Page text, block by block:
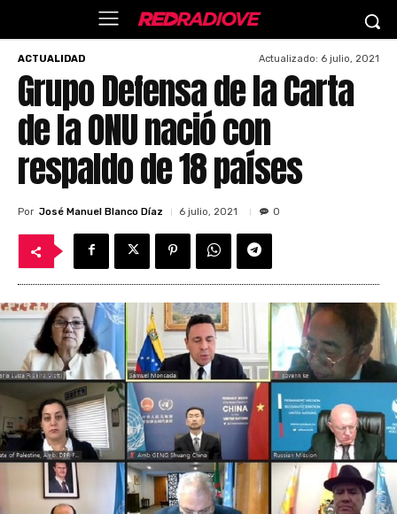
ACTUALIDAD Actualizado: 6 julio, 2021
Grupo Defensa de la Carta
de la ONU nació con
respaldo de 18 países
Por José Manuel Blanco Díaz 6 julio, 2021 0